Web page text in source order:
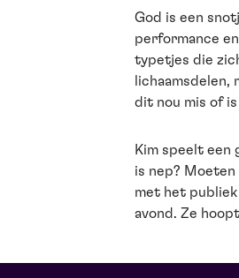
God is een
performance
typetjes die
lichaamsdelen,
dit nou mis of
Kim speelt een
is nep? Moeten
met het publiek
avond. Ze